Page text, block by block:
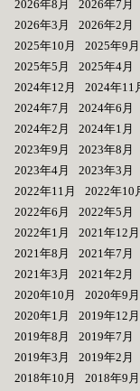
2026年8月
2026年7月
2026年3月
2026年2月
2025年10月
2025年9月
2025年5月
2025年4月
2024年12月
2024年11
2024年7月
2024年6月
2024年2月
2024年1月
2023年9月
2023年8月
2023年4月
2023年3月
2022年11月
2022年10
2022年6月
2022年5月
2022年1月
2021年12月
2021年8月
2021年7月
2021年3月
2021年2月
2020年10月
2020年9月
2020年1月
2019年12月
2019年8月
2019年7月
2019年3月
2019年2月
2018年10月
2018年9月